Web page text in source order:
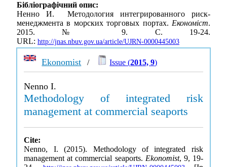
Бібліографічний опис:
Ненно И. Методология интегрированного риск-
менеджмента в морских торговых портах. Економіст.
2015. № 9. С. 19-24.
URL: http://jnas.nbuv.gov.ua/article/UJRN-0000445003
Ekonomist / Issue (2015, 9)
Nenno I.
Methodology of integrated risk
management at commercial seaports
Cite:
Nenno, I. (2015). Methodology of integrated risk
management at commercial seaports. Ekonomist, 9, 19-